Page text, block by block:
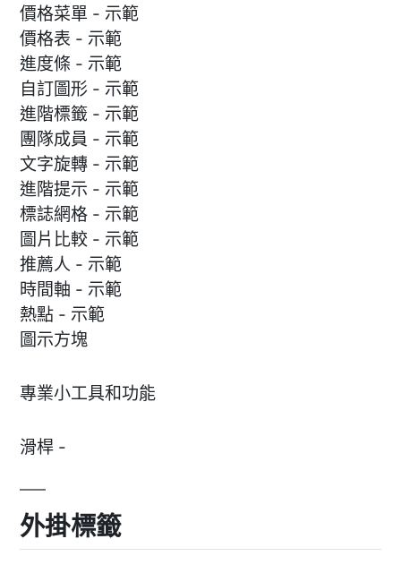
價格菜單 - 示範
價格表 - 示範
進度條 - 示範
自訂圖形 - 示範
進階標籤 - 示範
團隊成員 - 示範
文字旋轉 - 示範
進階提示 - 示範
標誌網格 - 示範
圖片比較 - 示範
推薦人 - 示範
時間軸 - 示範
熱點 - 示範
圖示方塊
專業小工具和功能
滑桿 -
外掛標籤